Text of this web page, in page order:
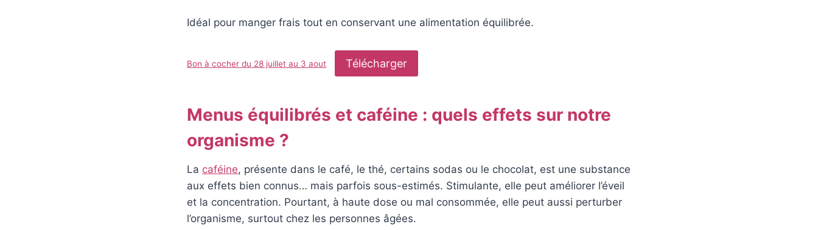
Idéal pour manger frais tout en conservant une alimentation équilibrée.
Bon à cocher du 28 juillet au 3 aout Télécharger
Menus équilibrés et caféine : quels effets sur notre
organisme ?
La caféine, présente dans le café, le thé, certains sodas ou le chocolat, est une substance
aux effets bien connus… mais parfois sous-estimés. Stimulante, elle peut améliorer l’éveil
et la concentration. Pourtant, à haute dose ou mal consommée, elle peut aussi perturber
l’organisme, surtout chez les personnes âgées.